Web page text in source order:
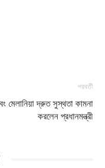
পরবর্তী
মেলানিয়া দ্রুত সুস্থতা কামনা
করলেন প্রধানমন্ত্রী